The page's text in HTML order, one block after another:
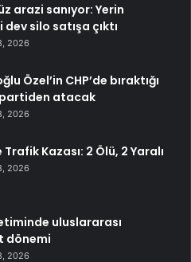
arazi sanıyor: Yerin
dev silo satışa çıktı
2026
Özel’in CHP’de bıraktığı
atacak
2026
Trafik Kazası: 2 Ölü, 2 Yaralı
2026
uluslararası
dönemi
2026